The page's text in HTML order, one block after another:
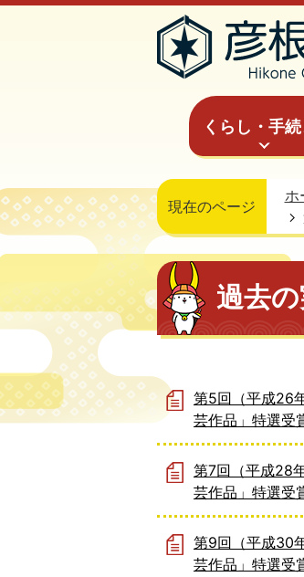
くらし・手続
現在のページ
ホ
過去
第5回（平成26
芸作品」特選受
第7回（平成28
芸作品」特選受
第9回（平成30
芸作品」特選受